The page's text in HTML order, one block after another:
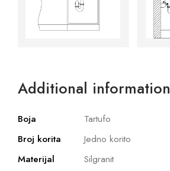
Additional information
Boja
Tartufo
Broj korita
Jedno korito
Materijal
Silgranit